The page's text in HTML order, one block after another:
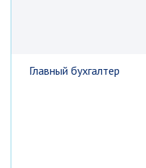
Главный бухгалтер